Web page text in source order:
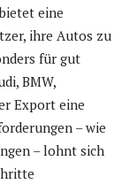
eine
ihre Autos zu
für gut
BMW,
Export eine
– wie
– lohnt sich